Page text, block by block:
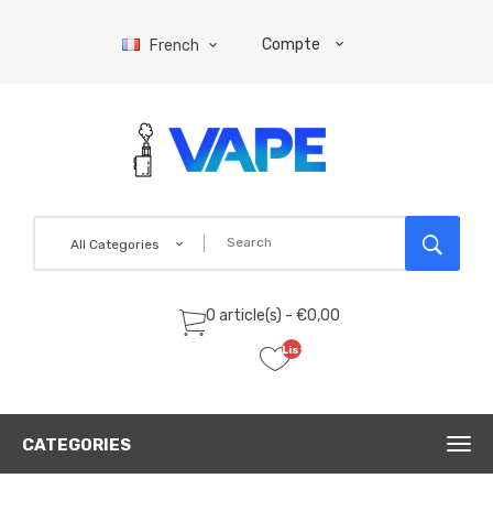
French Compte
All Categories
0 article(s) - €0,00
Liste
(0)
CATEGORIES